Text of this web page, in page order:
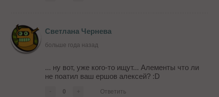
Светлана Чернева
больше года назад
... ну вот, уже кого-то ищут... Алементы что ли
не поатил ваш ершов алексей? :D
0 Ответить